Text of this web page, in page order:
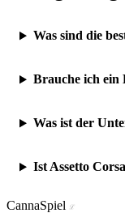
Was sind die
Brauche ich ein
Was ist der
Ist Assetto
CannaSpiel ℒ